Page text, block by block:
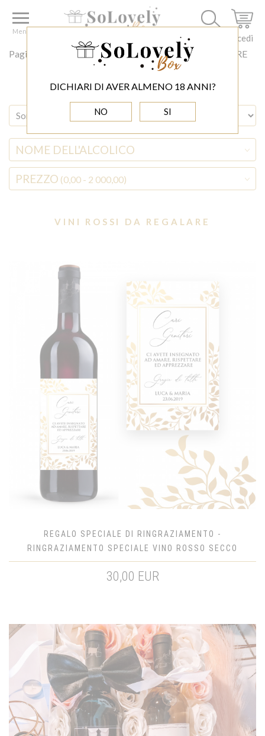
DICHIARI DI AVER ALMENO 18 ANNI?
NO SI
Accedi
Menu
Pagina principale ALCOLICI VINI ROSSI DA REGALARE
NOME DELL'ALCOLICO
PREZZO (0,00 - 2 000,00)
VINI ROSSI DA REGALARE
REGALO SPECIALE DI RINGRAZIAMENTO -
RINGRAZIAMENTO SPECIALE VINO ROSSO SECCO
30,00 EUR